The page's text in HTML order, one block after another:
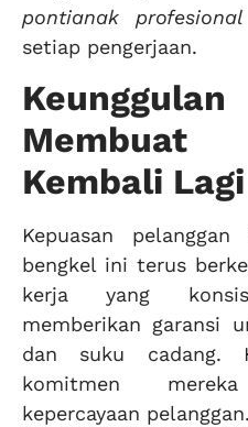
pontianak profesional
setiap pengerjaan.
Membuat
Kembali Lagi
Kepuasan
bengkel ini terus
kerja yang
memberikan garansi
dan suku cadang.
komitmen
kepercayaan pelanggan.